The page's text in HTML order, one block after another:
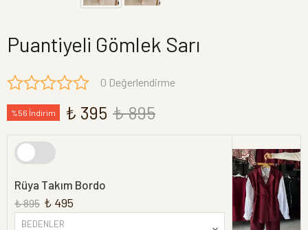
Puantiyeli Gömlek Sarı
0 Değerlendirme
%56 İndirim ₺ 395 ₺ 895
Rüya Takım Bordo
₺ 895 ₺ 495
BEDENLER